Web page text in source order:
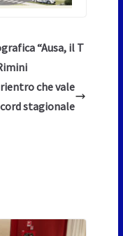
“Ausa, il T
che vale
stagionale